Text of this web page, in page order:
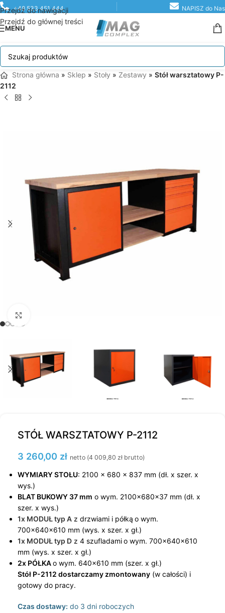
Przejdź do nawigacji
Przejdź do głównej treści
+48 533 451 444 NAPISZ do Nas
MENU
Strona główna » Sklep » Stoły » Zestawy » Stół warsztatowy P-
2112
STÓŁ WARSZTATOWY P-2112
3 260,00 zł netto (4 009,80 zł brutto)
WYMIARY STOŁU: 2100 x 680 x 837 mm (dł. x szer. x
wys.)
BLAT BUKOWY 37 mm o wym. 2100x680x37 mm (dł. x
szer. x wys.)
1x MODUŁ typ A z drzwiami i półką o wym.
700x640x610 mm (wys. x szer. x gł.)
1x MODUŁ typ D z 4 szufladamio wym. 700x640x610
mm (wys. x szer. x gł.)
2x PÓŁKAo wym. 640×610 mm (szer. x gł.)
Stół P-2112 dostarczamy zmontowany (w całości) i
gotowy do pracy.
Czas dostawy: do 3 dni roboczych